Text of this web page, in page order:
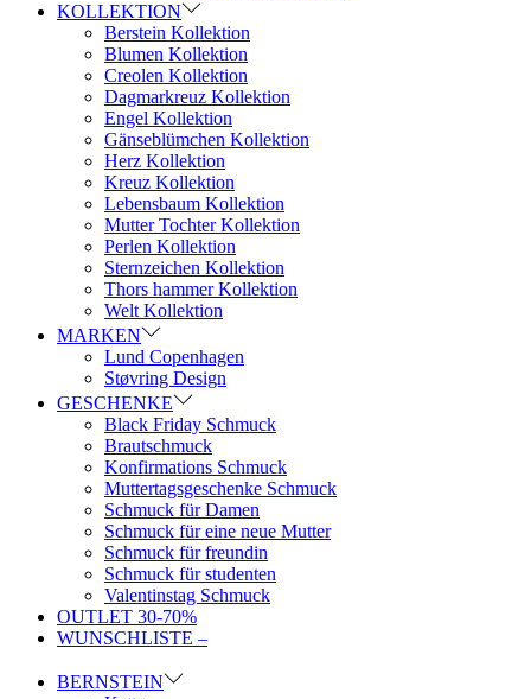
KOLLEKTION
Berstein Kollektion
Blumen Kollektion
Creolen Kollektion
Dagmarkreuz Kollektion
Engel Kollektion
Gänseblümchen Kollektion
Herz Kollektion
Kreuz Kollektion
Lebensbaum Kollektion
Mutter Tochter Kollektion
Perlen Kollektion
Sternzeichen Kollektion
Thors hammer Kollektion
Welt Kollektion
MARKEN
Lund Copenhagen
Støvring Design
GESCHENKE
Black Friday Schmuck
Brautschmuck
Konfirmations Schmuck
Muttertagsgeschenke Schmuck
Schmuck für Damen
Schmuck für eine neue Mutter
Schmuck für freundin
Schmuck für studenten
Valentinstag Schmuck
OUTLET 30-70%
WUNSCHLISTE –
BERNSTEIN